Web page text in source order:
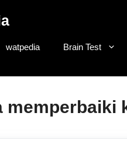
watpedia Brain Test
memperbaiki